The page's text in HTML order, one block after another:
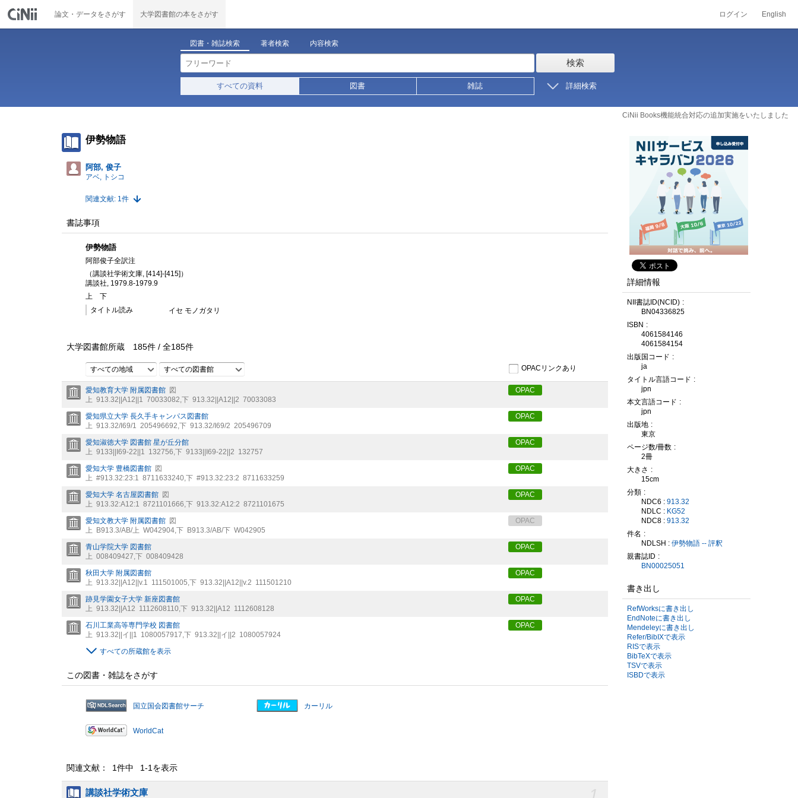
論文・データをさがす 大学図書館の本をさがす ログイン English
図書・雑誌検索 著者検索 内容検索
検索
すべての資料 図書 雑誌 詳細検索
CiNii Books機能統合対応の追加実施をいたしました
伊勢物語
阿部, 俊子
アベ, トシコ
関連文献: 1件
書誌事項
伊勢物語
阿部俊子全訳注
（講談社学術文庫, [414]-[415]）
講談社, 1979.8-1979.9
上
下
タイトル読み
イセ モノガタリ
大学図書館所蔵 185件 / 全185件
すべての地域 すべての図書館 OPACリンクあり
愛知教育大学 附属図書館 図
上 913.32||A12||1 70033082 下 913.32||A12||2 70033083
OPAC
愛知県立大学 長久手キャンパス図書館
上 913.32/I69/1 205496692 下 913.32/I69/2 205496709
OPAC
愛知淑徳大学 図書館 星が丘分館
上 9133||I69-22||1 132756 下 9133||I69-22||2 132757
OPAC
愛知大学 豊橋図書館 図
上 #913.32:23:1 8711633240 下 #913.32:23:2 8711633259
OPAC
愛知大学 名古屋図書館 図
上 913.32:A12:1 8721101666 下 913.32:A12:2 8721101675
OPAC
愛知文教大学 附属図書館 図
上 B913.3/AB/上 W042904 下 B913.3/AB/下 W042905
OPAC
青山学院大学 図書館
上 008409427 下 008409428
OPAC
秋田大学 附属図書館
上 913.32||A12||v.1 111501005 下 913.32||A12||v.2 111501210
OPAC
跡見学園女子大学 新座図書館
上 913.32||A12 1112608110 下 913.32||A12 1112608128
OPAC
石川工業高等専門学校 図書館
上 913.32||イ||1 1080057917 下 913.32||イ||2 1080057924
OPAC
すべての所蔵館を表示
この図書・雑誌をさがす
国立国会図書館サーチ カーリル
WorldCat
関連文献： 1件中 1-1を表示
講談社学術文庫
詳細情報
NII書誌ID(NCID)
BN04336825
ISBN
4061584146
4061584154
出版国コード
ja
タイトル言語コード
jpn
本文言語コード
jpn
出版地
東京
ページ数/冊数
2冊
大きさ
15cm
分類
NDC6 : 913.32
NDLC : KG52
NDC8 : 913.32
件名
NDLSH : 伊勢物語 -- 評釈
親書誌ID
BN00025051
書き出し
RefWorksに書き出し
EndNoteに書き出し
Mendeleyに書き出し
Refer/BibIXで表示
RISで表示
BibTeXで表示
TSVで表示
ISBDで表示